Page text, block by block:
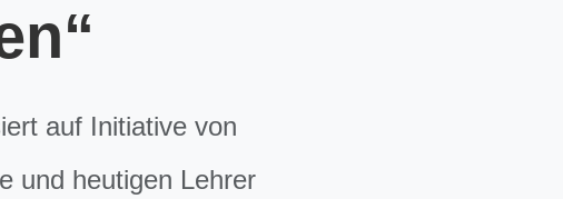
auf Initiative von
und heutigen Lehrer